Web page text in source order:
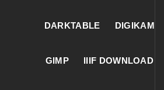
DARKTABLE DIGIKAM
GIMP IIIF DOWNLOAD